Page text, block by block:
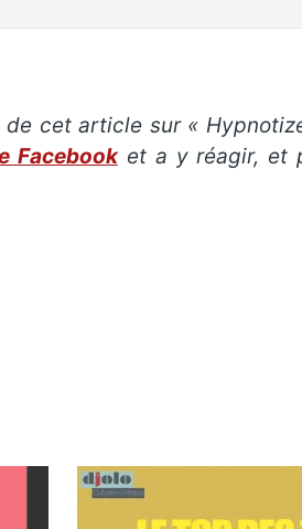
cet article sur «
Facebooket a y réagir, et